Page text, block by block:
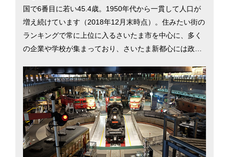
国で6番目に若い45.4歳。1950年代から一貫して人口が
増え続けています（2018年12月末時点）。住みたい街の
ランキングで常に上位に入るさいたま市を中心に、多く
の企業や学校が集まっており、さいたま新都心には政府
越、飯能をはじめ、県内には自然が残されている地域も
多く、ネギやホウレンソウ、里芋といった野菜の生産も
盛んです。東京都内と変わらない生活をより安い費用で
でき、アウトドアやスポーツも気軽に楽しめる環境が魅
力です。そんな埼玉県の情報について、県庁所在地であ
るさいたま市を中心にご紹介します。